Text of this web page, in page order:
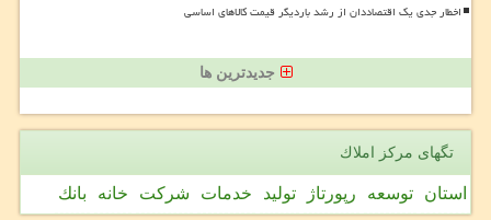
اخطار جدی یک اقتصاددان از رشد باردیگر قیمت کالاهای اساسی
جدیدترین ها
تگهای مركز املاك
استان توسعه رپورتاژ تولید خدمات شركت خانه بانك